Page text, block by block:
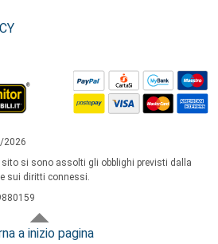
2026
sito si sono assolti gli obblighi previsti dalla
sui diritti connessi.
a inizio pagina